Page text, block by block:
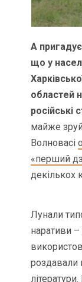
А
що у
областей
російські
майже
Волновасі
«перший
декількох
Лунали
наративи
роздавали